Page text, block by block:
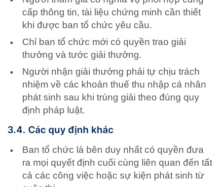
cấp thông tin, tài liệu chứng minh cần thiết
khi được ban tổ chức yêu cầu.
Chỉ ban tổ chức mới có quyền trao giải
thưởng và tước giải thưởng.
Người nhận giải thưởng phải tự chịu trách
nhiệm về các khoản thuế thu nhập cá nhân
phát sinh sau khi trúng giải theo đúng quy
định pháp luật.
3.4. Các quy định khác
Ban tổ chức là bên duy nhất có quyền đưa
ra mọi quyết định cuối cùng liên quan đến tất
cả các công việc hoặc sự kiện phát sinh từ